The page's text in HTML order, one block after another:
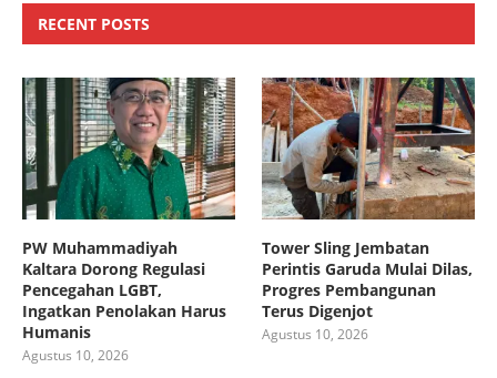
RECENT POSTS
PW Muhammadiyah
Kaltara Dorong Regulasi
Pencegahan LGBT,
Ingatkan Penolakan Harus
Humanis
Agustus 10, 2026
Tower Sling Jembatan
Perintis Garuda Mulai Dilas,
Progres Pembangunan
Terus Digenjot
Agustus 10, 2026